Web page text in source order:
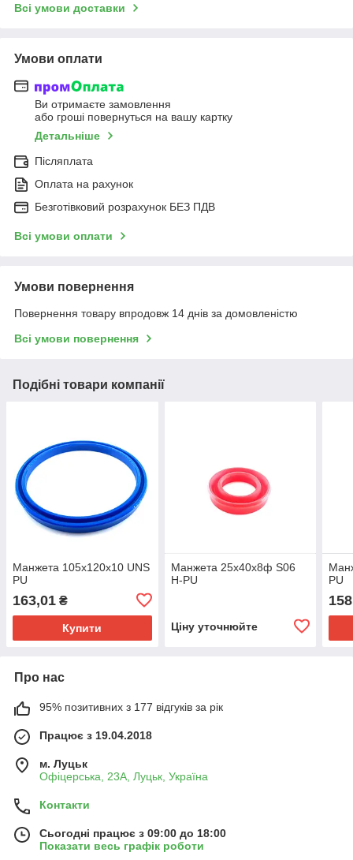
Всі умови доставки
Умови оплати
Ви отримаєте замовлення
або гроші повернуться на вашу картку
Детальніше
Післяплата
Оплата на рахунок
Безготівковий розрахунок БЕЗ ПДВ
Всі умови оплати
Умови повернення
Повернення товару впродовж 14 днів за домовленістю
Всі умови повернення
Подібні товари компанії
Манжета 105х120х10 UNS
PU
163,01 ₴
Купити
Манжета 25х40х8ф S06
H-PU
Ціну уточнюйте
PU
Про нас
95% позитивних з 177 відгуків за рік
Працює з 19.04.2018
м. Луцьк
Офіцерська, 23А, Луцьк, Україна
Контакти
Сьогодні працює з 09:00 до 18:00
Показати весь графік роботи